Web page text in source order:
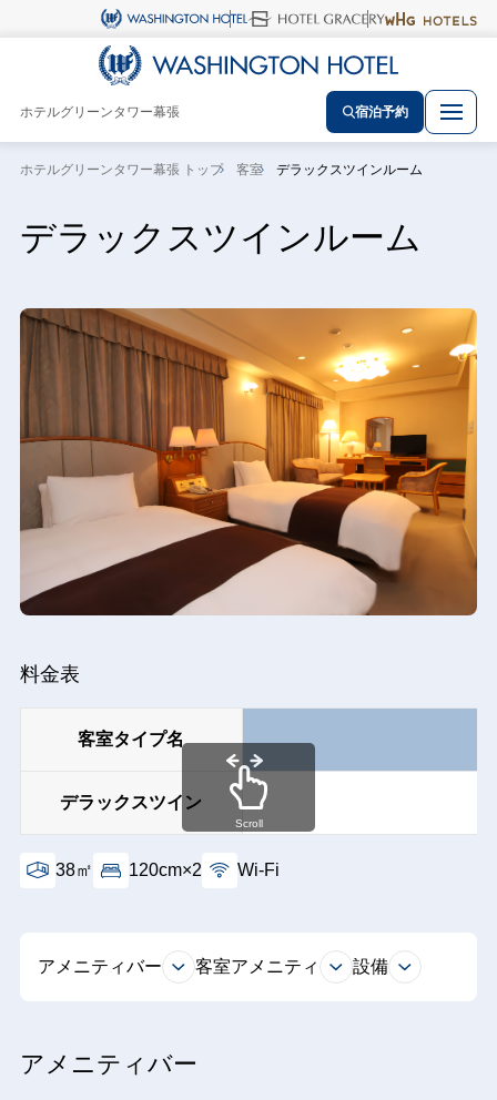
ホテルグリーンタワー幕張 宿泊予約
ホテルグリーンタワー幕張 トップ 客室 デラックスツインルーム
デラックスツインルーム
料金表
客室タイプ名
デラックスツイン
Scroll
38㎡ 120cm×2 Wi-Fi
アメニティバー 客室アメニティ 設備
アメニティバー